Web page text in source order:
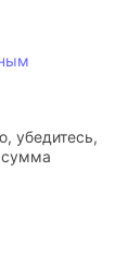
убедитесь,
сумма